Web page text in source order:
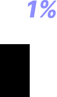
1%